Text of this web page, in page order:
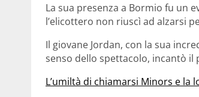
La sua presenza a Bormio fu un
l’elicottero non riuscì ad alzarsi
Il giovane Jordan, con la sua
senso dello spettacolo, incantò
L’umiltà di chiamarsi Minors e la